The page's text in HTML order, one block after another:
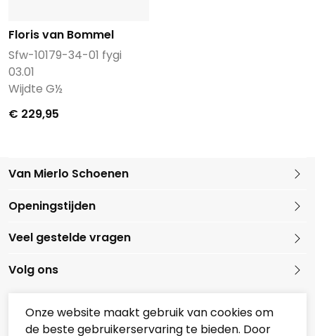
Floris van Bommel
Sfw-10179-34-01 fygi
03.01
Wijdte G½
€ 229,95
Van Mierlo Schoenen
Openingstijden
Veel gestelde vragen
Volg ons
Onze website maakt gebruik van cookies om
de beste gebruikerservaring te bieden. Door